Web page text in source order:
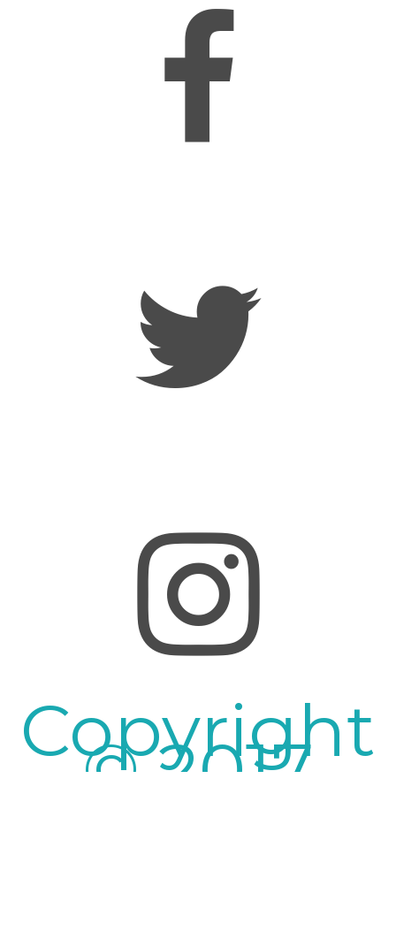
Copyright
© 2017